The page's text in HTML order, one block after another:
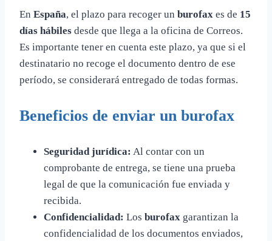
En España, el plazo para recoger un burofax es de 15
días hábiles desde que llega a la oficina de Correos.
Es importante tener en cuenta este plazo, ya que si el
destinatario no recoge el documento dentro de ese
período, se considerará entregado de todas formas.
Beneficios de enviar un burofax
Seguridad jurídica: Al contar con un
comprobante de entrega, se tiene una prueba
legal de que la comunicación fue enviada y
recibida.
Confidencialidad: Los burofax garantizan la
confidencialidad de los documentos enviados,